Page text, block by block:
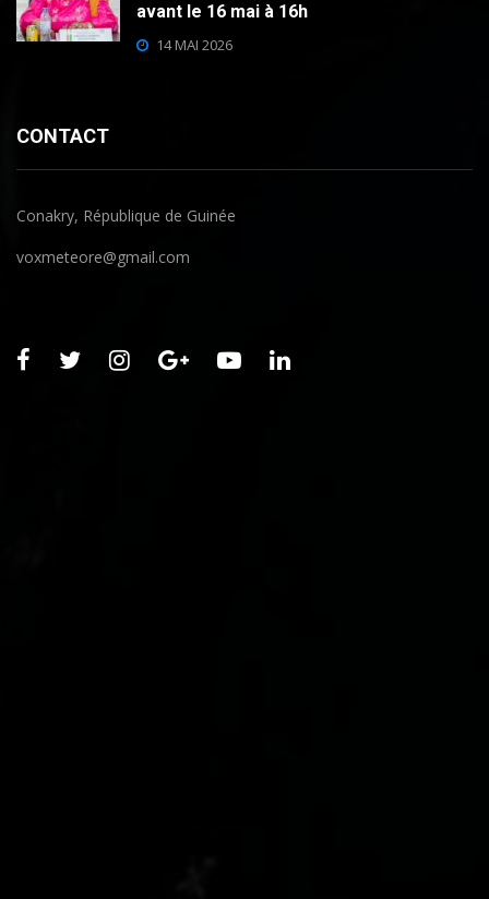
avant le 16 mai à 16h
14 MAI 2026
CONTACT
Conakry, République de Guinée
voxmeteore@gmail.com